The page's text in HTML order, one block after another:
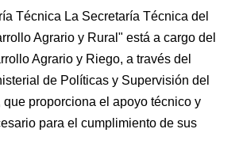
Técnica La Secretaría Técnica del
Agrario y Rural" está a cargo del
Agrario y Riego, a través del
de Políticas y Supervisión del
que proporciona el apoyo técnico y
para el cumplimiento de sus